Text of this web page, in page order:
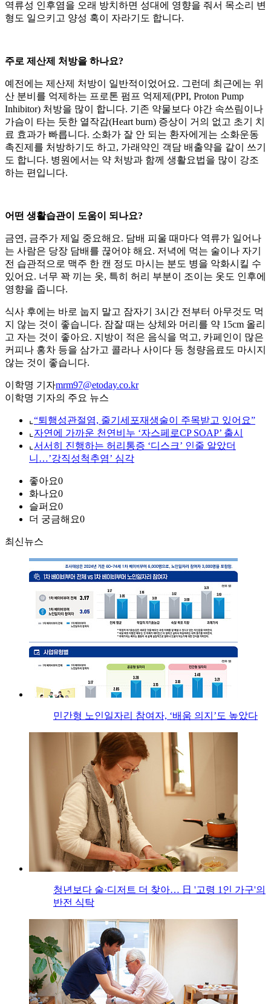
역류성 인후염을 오래 방치하면 성대에 영향을 줘서 목소리 변
형도 일으키고 양성 혹이 자라기도 합니다.
주로 제산제 처방을 하나요?
예전에는 제산제 처방이 일반적이었어요. 그런데 최근에는 위
산 분비를 억제하는 프로톤 펌프 억제제(PPI, Proton Pump
Inhibitor) 처방을 많이 합니다. 기존 약물보다 야간 속쓰림이나
가슴이 타는 듯한 열작감(Heart burn) 증상이 거의 없고 초기 치
료 효과가 빠릅니다. 소화가 잘 안 되는 환자에게는 소화운동
촉진제를 처방하기도 하고, 가래약인 객담 배출약을 같이 쓰기
도 합니다. 병원에서는 약 처방과 함께 생활요법을 많이 강조
하는 편입니다.
어떤 생활습관이 도움이 되나요?
금연, 금주가 제일 중요해요. 담배 피울 때마다 역류가 일어나
는 사람은 당장 담배를 끊어야 해요. 저녁에 먹는 술이나 자기
전 습관적으로 맥주 한 캔 정도 마시는 분도 병을 악화시킬 수
있어요. 너무 꽉 끼는 옷, 특히 허리 부분이 조이는 옷도 인후에
영향을 줍니다.
식사 후에는 바로 눕지 말고 잠자기 3시간 전부터 아무것도 먹
지 않는 것이 좋습니다. 잠잘 때는 상체와 머리를 약 15cm 올리
고 자는 것이 좋아요. 지방이 적은 음식을 먹고, 카페인이 많은
커피나 홍차 등을 삼가고 콜라나 사이다 등 청량음료도 마시지
않는 것이 좋습니다.
이학명 기자mrm97@etoday.co.kr
이학명 기자의 주요 뉴스
⌞ “퇴행성관절염, 줄기세포재생술이 주목받고 있어요”
⌞ 자연에 가까운 천연비누 ‘자스페로CP SOAP’ 출시
⌞ 서서히 진행하는 허리통증 ‘디스크’ 인줄 알았더
니…’강직성척추염’ 심각
좋아요0
화나요0
슬퍼요0
더 궁금해요0
최신뉴스
민간형 노인일자리 참여자, ‘배움 의지’도 높았다
청년보다 술·디저트 더 찾아… 日 '고령 1인 가구'의
반전 식탁